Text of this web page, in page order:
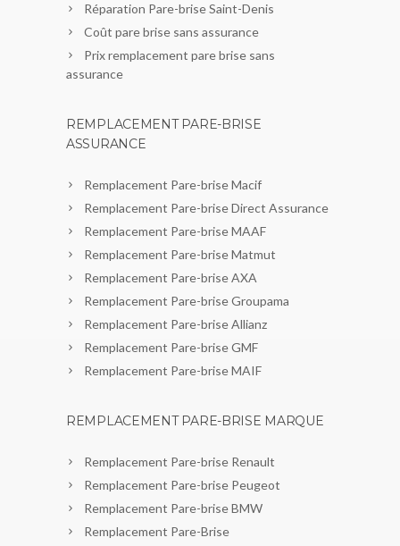
Réparation Pare-brise Saint-Denis
Coût pare brise sans assurance
Prix remplacement pare brise sans
assurance
REMPLACEMENT PARE-BRISE
ASSURANCE
Remplacement Pare-brise Macif
Remplacement Pare-brise Direct Assurance
Remplacement Pare-brise MAAF
Remplacement Pare-brise Matmut
Remplacement Pare-brise AXA
Remplacement Pare-brise Groupama
Remplacement Pare-brise Allianz
Remplacement Pare-brise GMF
Remplacement Pare-brise MAIF
REMPLACEMENT PARE-BRISE MARQUE
Remplacement Pare-brise Renault
Remplacement Pare-brise Peugeot
Remplacement Pare-brise BMW
Remplacement Pare-Brise